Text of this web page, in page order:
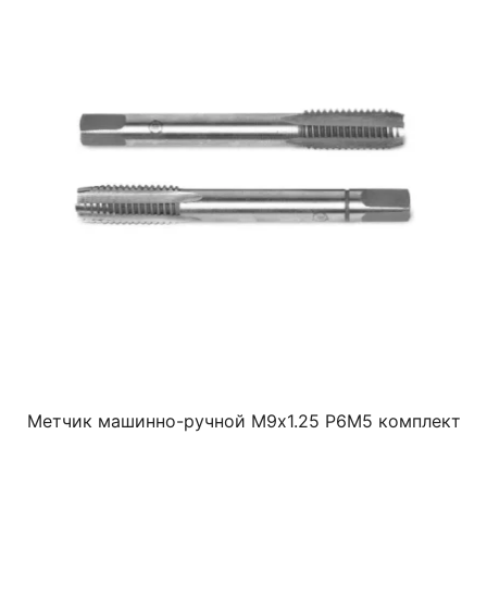
Метчик машинно-ручной М9х1.25 Р6М5 комплект